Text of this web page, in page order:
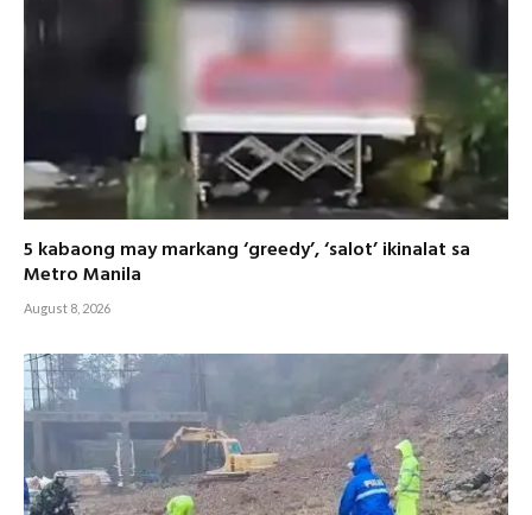
5 kabaong may markang ‘greedy’, ‘salot’ ikinalat sa
Metro Manila
August 8, 2026